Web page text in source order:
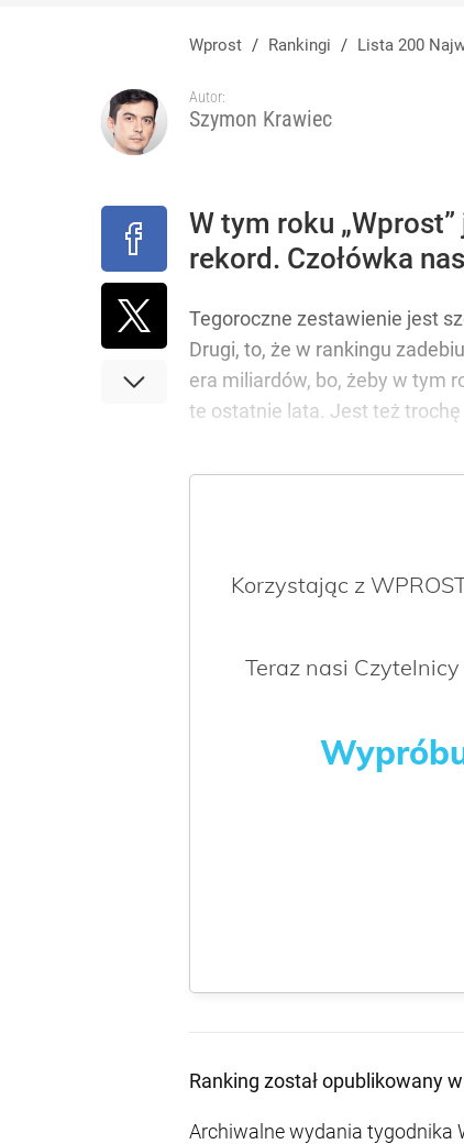
Tajemnica paragonów grozy. Tak
Temu, Shein i AliExpress już nie takie
dodaj
Wprost / Rankingi / Lista 200
Autor:
Szymon Krawiec
Lista 200
W tym roku
rekord. Czołówka
Tegoroczne zestawienie jest
Drugi, to, że w rankingu
era miliardów, bo, żeby w tym
te ostatnie lata. Jest też
Korzystając z
Teraz nasi
Ranking został opublikowany w
Archiwalne wydania tygodnika